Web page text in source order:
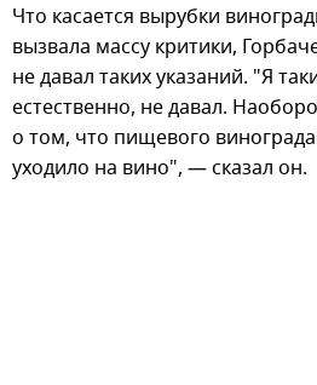
Что касается вырубки
вызвала массу критики,
не давал таких указаний. "Я
естественно, не давал.
о том, что пищевого
уходило на вино", — сказал он.